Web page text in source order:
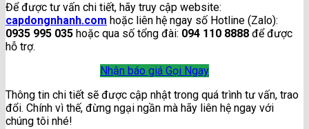
Để được tư vấn chi tiết, hãy truy cập website:
capdongnhanh.com hoặc liên hệ ngay số Hotline (Zalo):
0935 995 035 hoặc qua số tổng đài: 094 110 8888 để được
hỗ trợ.
Nhận báo giá Gọi Ngay
Thông tin chi tiết sẽ được cập nhật trong quá trình tư vấn, trao
đổi. Chính vì thế, đừng ngại ngần mà hãy liên hệ ngay với
chúng tôi nhé!